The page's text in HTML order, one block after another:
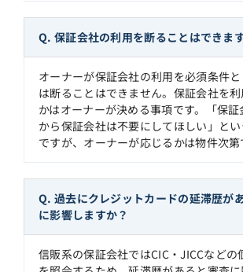
Q. 保証会社の利用を断ることはできま
オーナーが保証会社の利用を必須条件
は断ることはできません。保証会社を
かはオーナーが決める事項です。「保証
から保証会社は不要にしてほしい」と
ですが、オーナーが応じるかは物件次第
Q. 過去にクレジットカードの延滞歴が
に影響しますか？
信販系の保証会社ではCIC・JICCなどの